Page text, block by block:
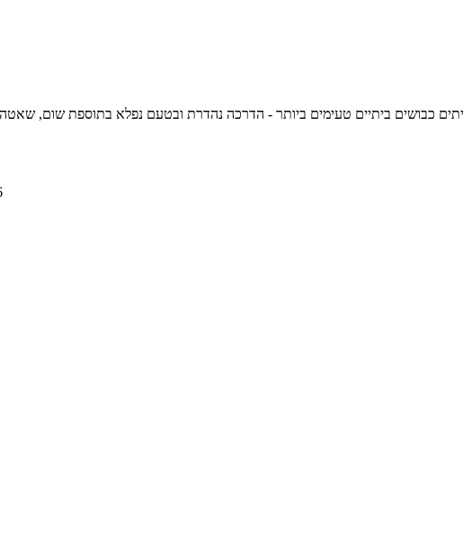
טעימים ביותר - הדרכה נהדרת ובטעם נפלא בתוספת שום, שאטה ופרוסות לימון, 92 קלוריות לכל המתכון, 39